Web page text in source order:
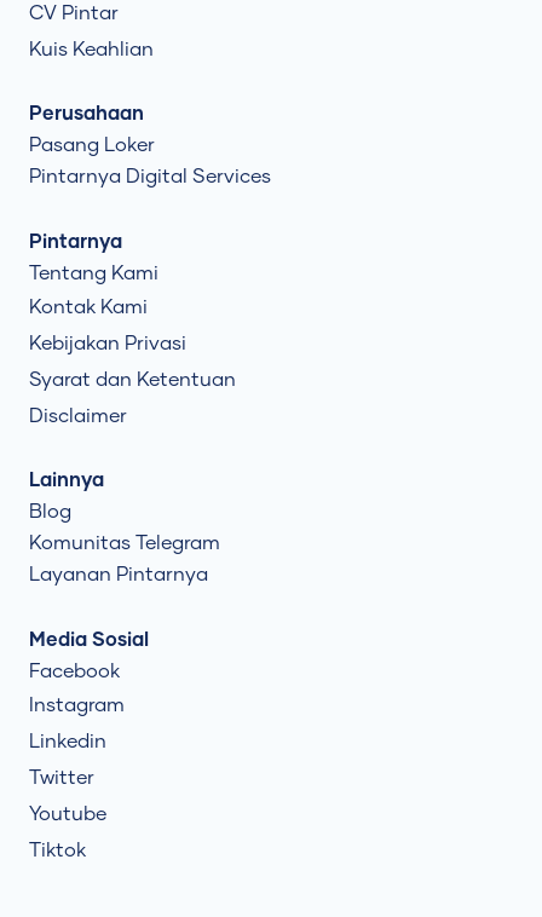
CV Pintar
Kuis Keahlian
Perusahaan
Pasang Loker
Pintarnya Digital Services
Pintarnya
Tentang Kami
Kontak Kami
Kebijakan Privasi
Syarat dan Ketentuan
Disclaimer
Lainnya
Blog
Komunitas Telegram
Layanan Pintarnya
Media Sosial
Facebook
Instagram
Linkedin
Twitter
Youtube
Tiktok